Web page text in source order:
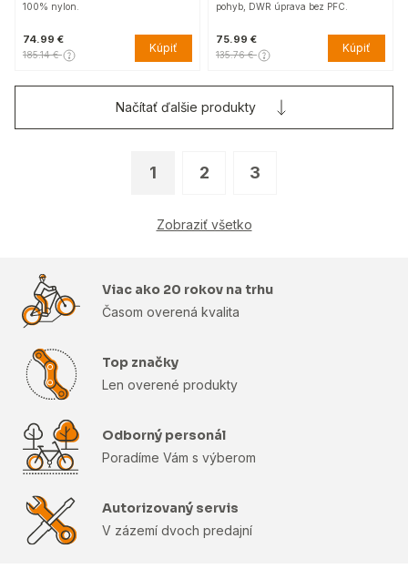
100% nylon.
74.99 €
185.14 € Kúpiť
pohyb, DWR úprava bez PFC.
75.99 €
135.76 € Kúpiť
1 2 3
Zobraziť všetko
Načítať ďalšie produkty
Viac ako 20 rokov na trhu
Časom overená kvalita
Top značky
Len overené produkty
Odborný personál
Poradíme Vám s výberom
Autorizovaný servis
V zázemí dvoch predajní